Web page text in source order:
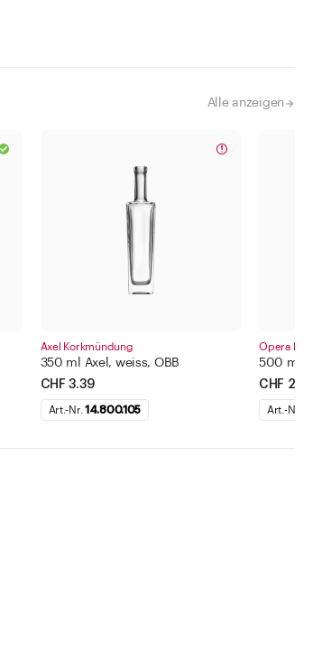
Alle anzeigen
Axel Korkmündung
350 ml Axel, weiss, OBB
CHF 3.39
Art.-Nr. 14.800.105
Opera
500 ml
CHF 2.21
Art.-Nr.